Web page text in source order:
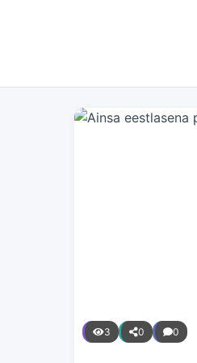
3 0 0